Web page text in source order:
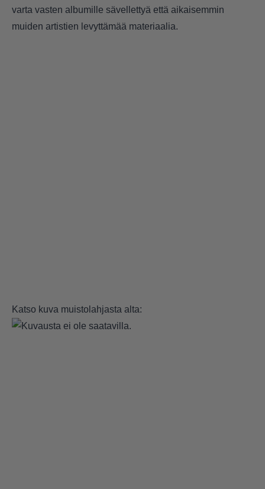
varta vasten albumille sävellettyä että aikaisemmin
muiden artistien levyttämää materiaalia.
Katso kuva muistolahjasta alta: